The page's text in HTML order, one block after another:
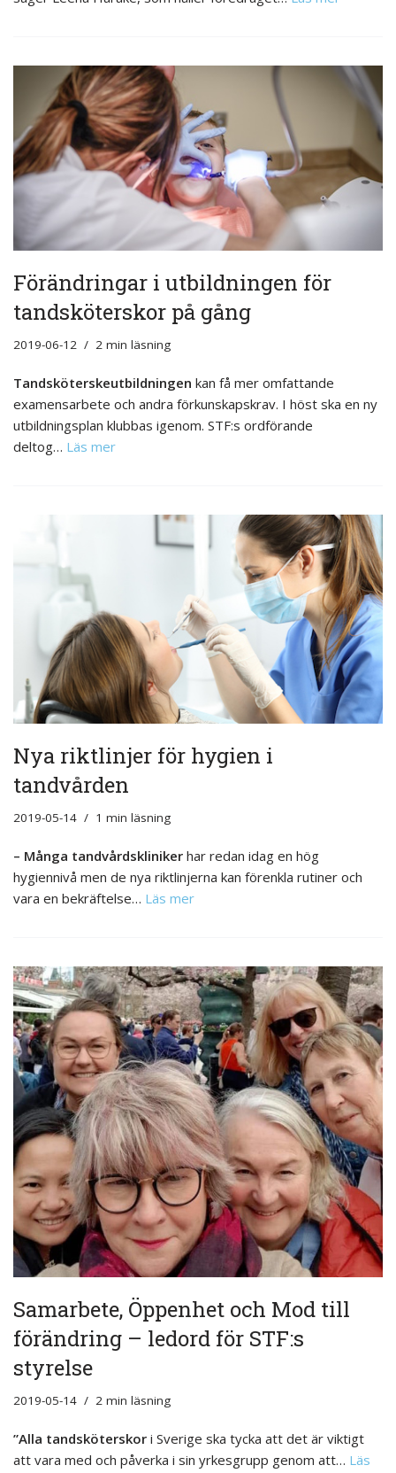
Förändringar i utbildningen för
tandsköterskor på gång
2019-06-12 2 min läsning
Tandsköterskeutbildningen kan få mer omfattande
examensarbete och andra förkunskapskrav. I höst ska en ny
utbildningsplan klubbas igenom. STF:s ordförande
deltog… Läs mer
Nya riktlinjer för hygien i
tandvården
2019-05-14 1 min läsning
– Många tandvårdskliniker har redan idag en hög
hygiennivå men de nya riktlinjerna kan förenkla rutiner och
vara en bekräftelse… Läs mer
Samarbete, Öppenhet och Mod till
förändring – ledord för STF:s
styrelse
2019-05-14 2 min läsning
”Alla tandsköterskor i Sverige ska tycka att det är viktigt
att vara med och påverka i sin yrkesgrupp genom att… Läs